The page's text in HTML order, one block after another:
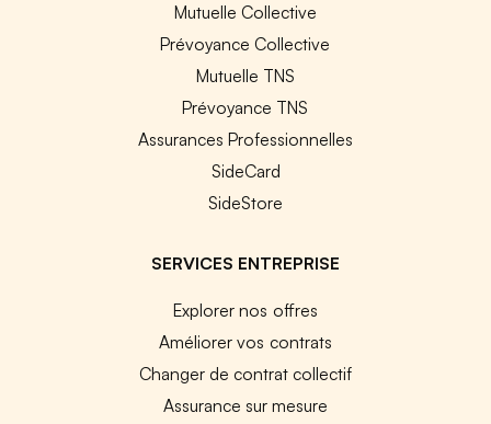
Mutuelle Collective
Prévoyance Collective
Mutuelle TNS
Prévoyance TNS
Assurances Professionnelles
SideCard
SideStore
SERVICES ENTREPRISE
Explorer nos offres
Améliorer vos contrats
Changer de contrat collectif
Assurance sur mesure